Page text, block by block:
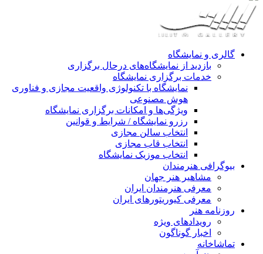
گالری و نمایشگاه
بازدید از نمایشگاه‌های درحال برگزاری
خدمات برگزاری نمایشگاه
نمایشگاه با تکنولوژی واقعیت مجازی و فناوری
هوش مصنوعی
ویژگی‌ها و امکانات برگزاری نمایشگاه
رزرو نمایشگاه / شرایط و قوانین
انتخاب سالن مجازی
انتخاب قاب مجازی
انتخاب موزیک نمایشگاه
بیوگرافی هنرمندان
مشاهیر هنر جهان
معرفی هنرمندان ایران
معرفی کیوریتورهای ایران
روزنامه هنر
رویدادهای ویژه
اخبار گوناگون
تماشاخانه